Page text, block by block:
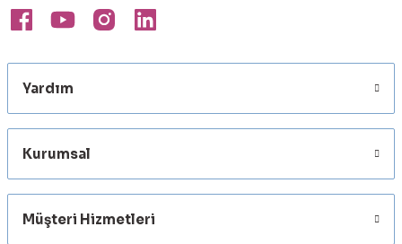
Bu ürüne benzer farklı alternatifler olmalı.
Gönder
Yardım
Kurumsal
Müşteri Hizmetleri